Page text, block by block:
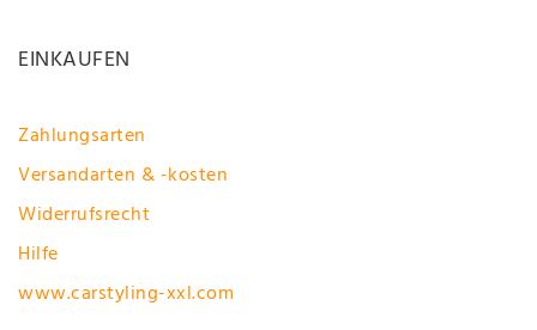
EINKAUFEN
Zahlungsarten
Versandarten & -kosten
Widerrufsrecht
Hilfe
www.carstyling-xxl.com